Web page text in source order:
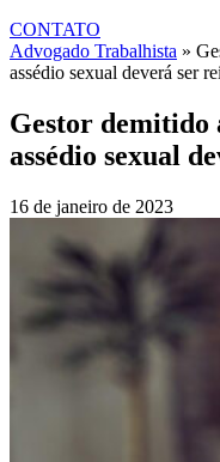
CONTATO
Advogado Trabalhista »
assédio sexual deverá ser
Gestor demitido
assédio sexual
16 de janeiro de 2023